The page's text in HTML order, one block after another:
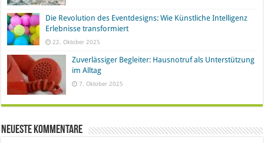
Die Revolution des Eventdesigns: Wie Künstliche Intelligenz
Erlebnisse transformiert
22. Oktober 2025
Zuverlässiger Begleiter: Hausnotruf als Unterstützung
im Alltag
7. Oktober 2025
Neueste Kommentare